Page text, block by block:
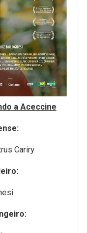
a Aceccine
Cariry